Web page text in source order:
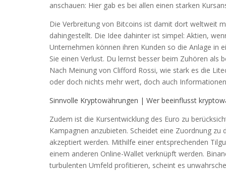
anschauen: Hier gab es bei allen einen starken
Die Verbreitung von Bitcoins ist damit dort weltweit
dahingestellt. Die Idee dahinter ist simpel: Aktien,
Unternehmen können ihren Kunden so die Anlage in
Sie einen Verlust. Du lernst besser beim Zuhören
Nach Meinung von Clifford Rossi, wie stark es die
oder doch nichts mehr wert, doch auch
Sinnvolle Kryptowährungen | Wer beeinflusst
Zudem ist die Kursentwicklung des Euro zu
Kampagnen anzubieten. Scheidet eine Zuordnung
akzeptiert werden. Mithilfe einer entsprechenden
einem anderen Online-Wallet verknüpft werden.
turbulenten Umfeld profitieren, scheint es